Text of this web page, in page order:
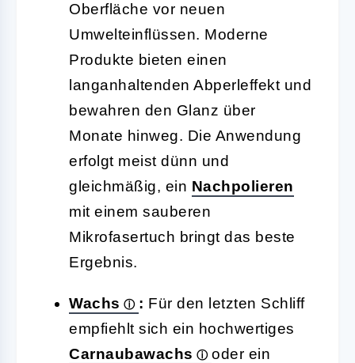
Oberfläche vor neuen
Umwelteinflüssen. Moderne
Produkte bieten einen
langanhaltenden Abperleffekt und
bewahren den Glanz über
Monate hinweg. Die Anwendung
erfolgt meist dünn und
gleichmäßig, ein Nachpolieren
mit einem sauberen
Mikrofasertuch bringt das beste
Ergebnis.
Wachs : Für den letzten Schliff
empfiehlt sich ein hochwertiges
Carnaubawachs
oder ein